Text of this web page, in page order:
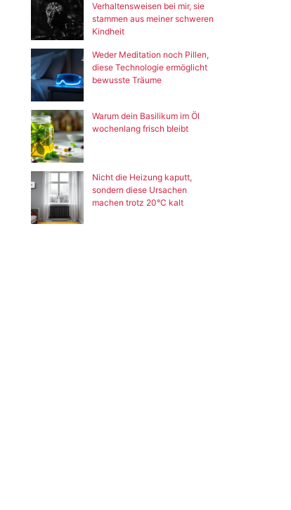
Verhaltensweisen bei mir, sie
stammen aus meiner schweren
Kindheit
Weder Meditation noch Pillen,
diese Technologie ermöglicht
bewusste Träume
Warum dein Basilikum im Öl
wochenlang frisch bleibt
Nicht die Heizung kaputt,
sondern diese Ursachen
machen trotz 20°C kalt